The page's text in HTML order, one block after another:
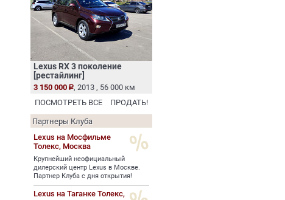
Lexus RX 3 поколение
[рестайлинг]
3 150 000
, 2013 , 56 000 км
ПОСМОТРЕТЬ ВСЕ
ПРОДАТЬ!
Партнеры Клуба
Lexus на Мосфильме
Толекс, Москва
Крупнейший неофициальный
дилерский центр Lexus в Москве.
Партнер Клуба с дня открытия!
Lexus на Таганке Толекс,